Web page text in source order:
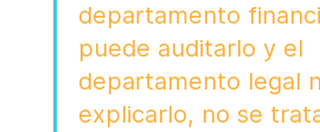
departamento
puede auditarlo y el
departamento legal
explicarlo, no se